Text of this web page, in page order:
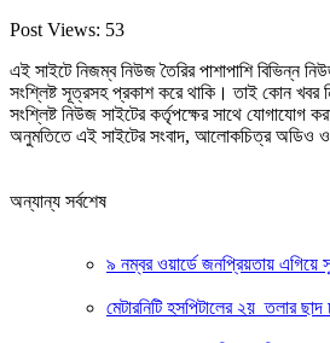
Post Views: 53
এই সাইটে নিজম্ব নিউজ তৈরির পাশাপাশি বিভিন্ন
সংশ্লিষ্ট সূত্রসহ প্রকাশ করে থাকি। তাই কোন
সংশ্লিষ্ট নিউজ সাইটের কর্তৃপক্ষের সাথে যোগাযোগ
অনুমতিতে এই সাইটের সংবাদ, আলোকচিত্র অডিও ও
অন্যান্য সর্বশেষ
৯ নম্বর ওয়ার্ডে জনপ্রিয়তায় এগিয়ে
মেটারনিটি হসপিটালের ২য় তলার